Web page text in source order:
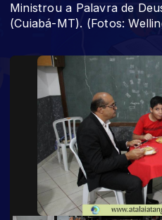
Ministrou a Palavra de
(Cuiabá-MT). (Fotos: